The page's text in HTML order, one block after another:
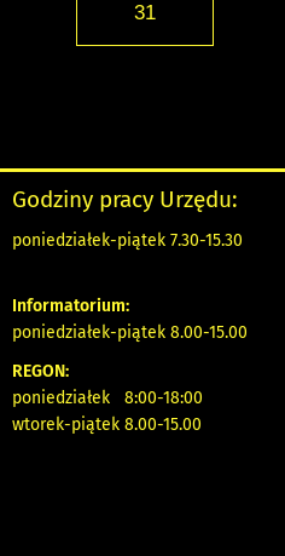
31
Godziny pracy Urzędu:
poniedziałek-piątek 7.30-15.30
Informatorium:
poniedziałek-piątek 8.00-15.00
REGON:
poniedziałek 8:00-18:00
wtorek-piątek 8.00-15.00